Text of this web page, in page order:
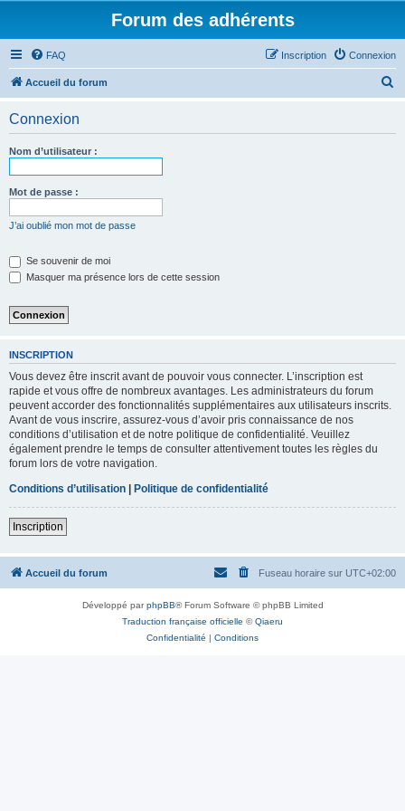
Forum des adhérents
FAQ Connexion
Inscription
Accueil du forum
Connexion
Nom d’utilisateur :
Mot de passe :
J’ai oublié mon mot de passe
Se souvenir de moi
Masquer ma présence lors de cette session
INSCRIPTION
Vous devez être inscrit avant de pouvoir vous connecter. L’inscription est
rapide et vous offre de nombreux avantages. Les administrateurs du forum
peuvent accorder des fonctionnalités supplémentaires aux utilisateurs inscrits.
Avant de vous inscrire, assurez-vous d’avoir pris connaissance de nos
conditions d’utilisation et de notre politique de confidentialité. Veuillez
également prendre le temps de consulter attentivement toutes les règles du
forum lors de votre navigation.
Conditions d’utilisation | Politique de confidentialité
Inscription
Accueil du forum Fuseau horaire sur UTC+02:00
Développé parphpBB® Forum Software © phpBB Limited
Traduction française officielle ©Qiaeru
Confidentialité | Conditions